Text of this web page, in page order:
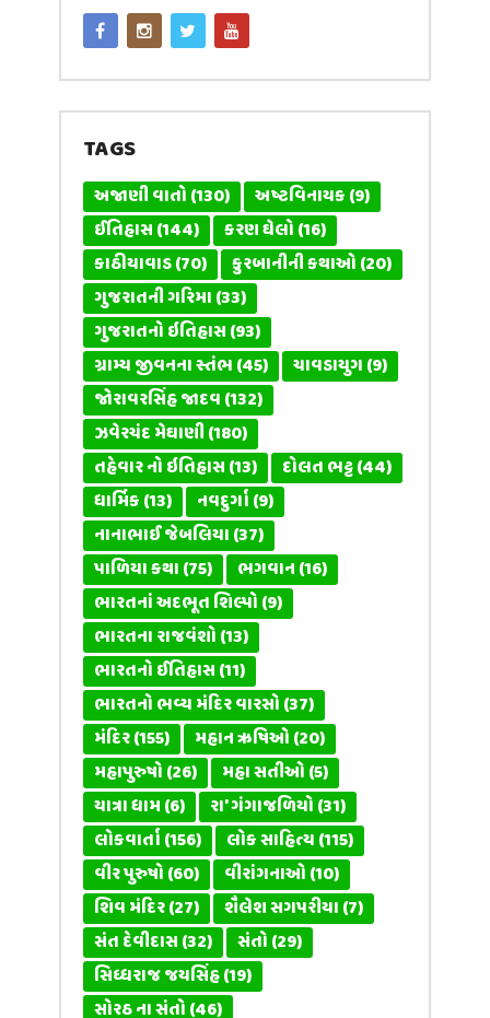
TAGS
અજાણી વાતો(130) અષ્ટવિનાયક(9)
ઈતિહાસ(144) કરણ ઘેલો(16)
કાઠીયાવાડ(70) કુરબાનીની કથાઓ(20)
ગુજરાતની ગરિમા(33)
ગુજરાતનો ઇતિહાસ(93)
ગ્રામ્ય જીવનના સ્તંભ(45) ચાવડાયુગ(9)
જોરાવરસિંહ જાદવ(132)
ઝવેરચંદ મેઘાણી(180)
તહેવાર નો ઇતિહાસ(13) દોલત ભટ્ટ(44)
ધાર્મિક(13) નવદુર્ગા(9)
નાનાભાઈ જેબલિયા(37)
પાળિયા કથા(75) ભગવાન(16)
ભારતનાં અદભૂત શિલ્પો(9)
ભારતના રાજવંશો(13)
ભારતનો ઈતિહાસ(11)
ભારતનો ભવ્ય મંદિર વારસો(37)
મંદિર(155) મહાન ઋષિઓ(20)
મહાપુરુષો(26) મહા સતીઓ(5)
યાત્રા ધામ(6) રા' ગંગાજળિયો(31)
લોકવાર્તા(156) લોક સાહિત્ય(115)
વીર પુરુષો(60) વીરાંગનાઓ(10)
શિવ મંદિર(27) શૈલેશ સગપરીયા(7)
સંત દેવીદાસ(32) સંતો(29)
સિધ્ધરાજ જયસિંહ(19)
સોરઠ ના સંતો(46)